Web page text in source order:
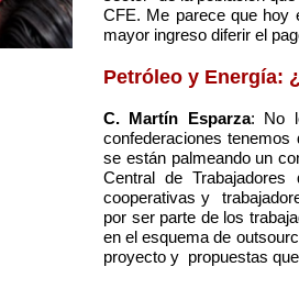
CFE. Me parece que hoy
mayor ingreso diferir el
Petróleo y Energía:
C. Martín Esparza: No
confederaciones
se están palmeando un
Central de
cooperativas y
por ser parte de los
en el esquema de
proyecto y propuestas